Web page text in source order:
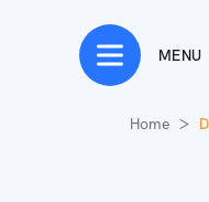
MENU
Home